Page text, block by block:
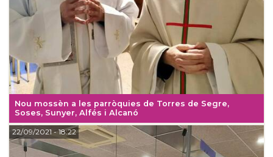
Nou mossèn a les parròquies de Torres de Segre,
Soses, Sunyer, Alfés i Alcanó
22/09/2021 - 18:22